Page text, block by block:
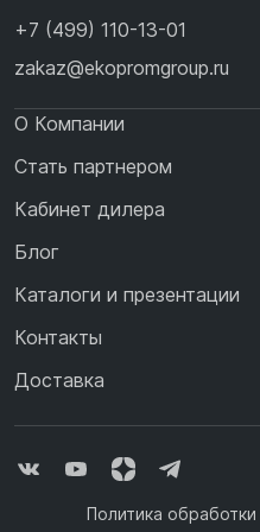
+7 (499) 110-13-01
zakaz@ekopromgroup.ru
О Компании
Стать партнером
Кабинет дилера
Блог
Каталоги и презентации
Контакты
Доставка
Политика